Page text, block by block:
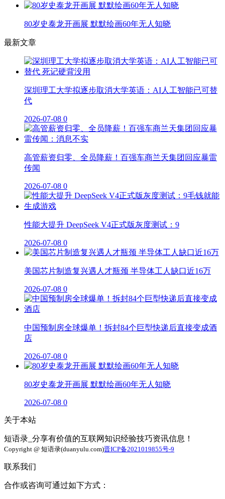
80岁史泰龙开画展 默默绘画60年无人知晓
最新文章
深圳理工大学拟逐步取消大学英语：AI人工智能已可替
代
2026-07-08 0
高管薪资归零、全员降薪！百强车商兰天集团回应暴雷
传闻
2026-07-08 0
性能大提升 DeepSeek V4正式版灰度测试：9
2026-07-08 0
美国芯片制造复兴遇人才瓶颈 半导体工人缺口近16万
2026-07-08 0
中国预制房全球爆单！拆封84个巨型快递后直接变成酒
店
2026-07-08 0
80岁史泰龙开画展 默默绘画60年无人知晓
2026-07-08 0
关于本站
短语录_分享有价值的互联网知识经验技巧资讯信息！
Copyright @ 短语录(duanyulu.com)晋ICP备2021019855号-9
联系我们
合作或咨询可通过如下方式：